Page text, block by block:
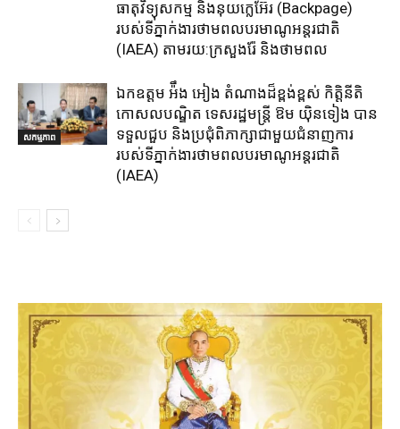
ធាតុវិទ្យុសកម្ម​ និង​នុយក្លេអ៊ែរ​ (Backpage)
របស់ទីភ្នាក់ងារថាមពលបរមាណូអន្តរជាតិ
(IAEA) តាមរយ:ក្រសួងរ៉ែ និងថាមពល​
សកម្មភាព
ឯកឧត្តម អ៉ឹង អៀង តំណាងដ៏ខ្ពង់ខ្ពស់ កិត្តិនីតិ
កោសលបណ្ឌិត ទេសរដ្ឋមន្ត្រី ឱម យ៉ិនទៀង បាន
ទទួលជួប និងប្រជុំពិភាក្សាជាមួយជំនាញការ
របស់ទីភ្នាក់ងារថាមពលបរមាណូអន្តរជាតិ
(IAEA)